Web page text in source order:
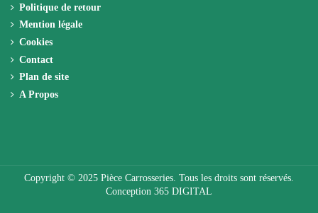
Politique de retour
Mention légale
Cookies
Contact
Plan de site
A Propos
Copyright © 2025 Pièce Carrosseries. Tous les droits sont réservés.
Conception 365 DIGITAL